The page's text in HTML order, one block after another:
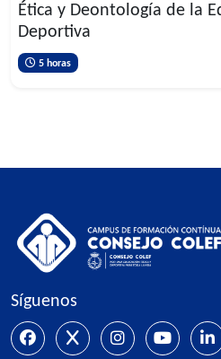
Ética y Deontología de la
Deportiva
5 horas
Síguenos